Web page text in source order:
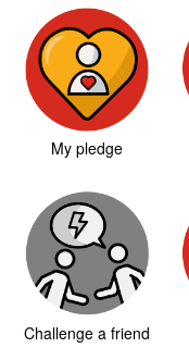
My pledge
Challenge a friend